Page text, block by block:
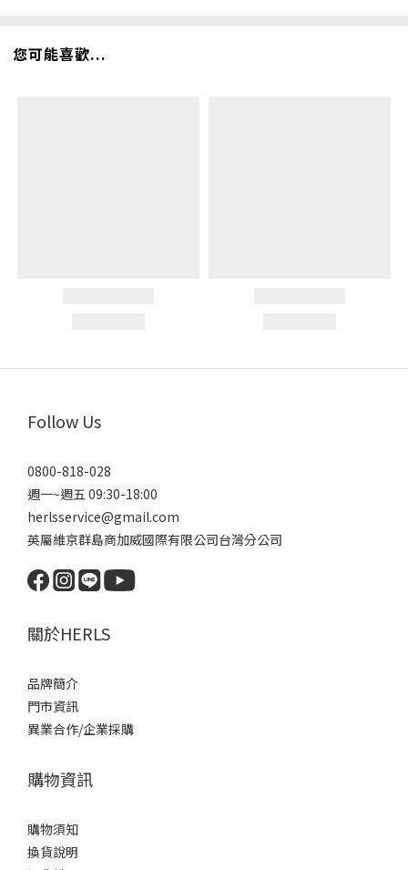
您可能喜歡...
Follow Us
0800-818-028
週一~週五 09:30-18:00
herlsservice@gmail.com
英屬維京群島商加威國際有限公司台灣分公司
關於HERLS
品牌簡介
門市資訊
異業合作/企業採購
購物資訊
購物須知
換貨說明